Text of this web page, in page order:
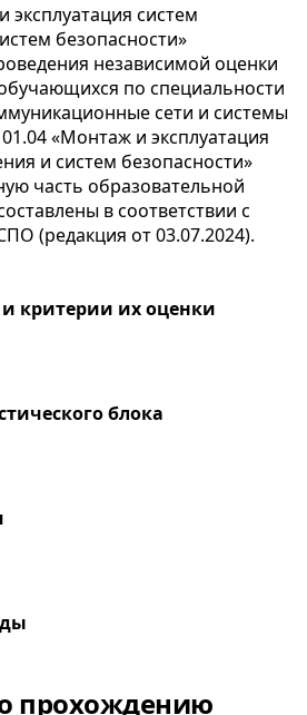
систем
безопасности»
независимой оценки
по специальности
сети и системы
01.04 «Монтаж и эксплуатация
и систем безопасности»
часть образовательной
в соответствии с
(редакция от03.07.2024).
критерии их оценки
блока
систем видеонаблюдения и
прохождению